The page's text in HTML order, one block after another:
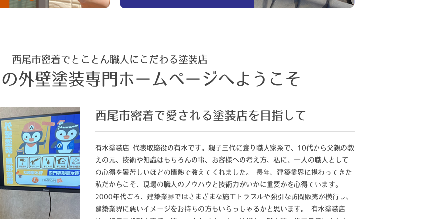
西尾市密着でとことん職人にこだわる塗装店
外壁塗装専門ホームページへようこそ
西尾市密着で愛される塗装店を目指して
有水塗装店 代表取締役の有水です。親子三代に渡り職人家系で、10代から父親の教
えの元、技術や知識はもちろんの事、お客様への考え方、私に、一人の職人として
の心得を暑苦しいほどの情熱で教えてくれました。 長年、建築業界に携わってきた
私だからこそ、現場の職人のノウハウと技術力がいかに重要かを心得ています。
2000年代ごろ、建築業界ではさまざまな施工トラブルや強引な訪問販売が横行し、
建築業界に悪いイメージをお持ちの方もいらっしゃるかと思います。 有水塗装店